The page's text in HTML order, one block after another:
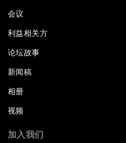
会议
利益相关方
论坛故事
新闻稿
相册
视频
加入我们